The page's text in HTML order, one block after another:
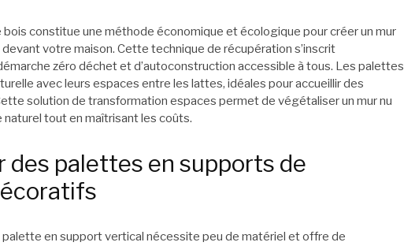
constitue une méthode économique et écologique pour créer un mur
votre maison. Cette technique de récupération s’inscrit
zéro déchet et d’autoconstruction accessible à tous. Les palettes
avec leurs espaces entre les lattes, idéales pour accueillir des
solution de transformation espaces permet de végétaliser un mur nu
naturel tout en maîtrisant les coûts.
des palettes en supports de
palette en support vertical nécessite peu de matériel et offre de